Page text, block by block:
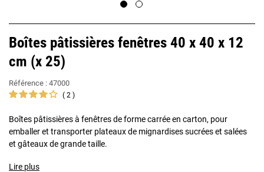
Boîtes pâtissières fenêtres 40 x 40 x 12
cm (x 25)
Référence : 47000
2
Boîtes pâtissières à fenêtres de forme carrée en carton, pour
emballer et transporter plateaux de mignardises sucrées et salées
et gâteaux de grande taille.
Lire plus